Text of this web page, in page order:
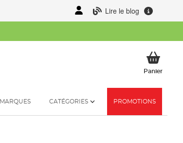
Lire le blog
PanierMon
MARQUES CATÉGORIES PROMOTIONS